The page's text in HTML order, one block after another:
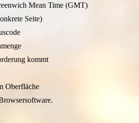
Mean Time (GMT)
Seite)
kommt
Oberfläche